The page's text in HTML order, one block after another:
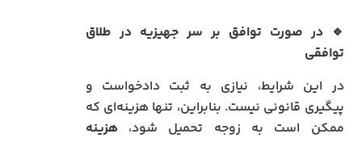
🔹 در صورت توافق بر سر جهیزیه در طلاق
توافقی
در این شرایط، نیازی به ثبت دادخواست و
پیگیری قانونی نیست. بنابراین، تنها هزینه‌ای که
ممکن است به زوجه تحمیل شود،هزینه